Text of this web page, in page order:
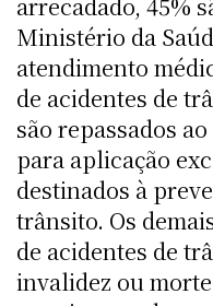
Ministério da
atendimento
de acidentes de
são repassados
para aplicação
destinados à
trânsito. Os
de acidentes de
invalidez ou